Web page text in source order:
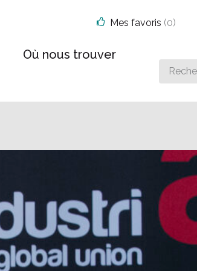
Où nous trouver
Search
for
Mes favoris (0)